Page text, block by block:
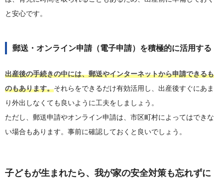
と安心です。
郵送・オンライン申請（電子申請）を積極的に活用する
出産後の手続きの中には、郵送やインターネットから申請できるも
のもあります。それらをできるだけ有効活用し、出産後すぐにあま
り外出しなくても良いように工夫をしましょう。
ただし、郵送申請やオンライン申請は、市区町村によってはできな
い場合もあります。事前に確認しておくと良いでしょう。
子どもが生まれたら、我が家の安全対策も忘れずに